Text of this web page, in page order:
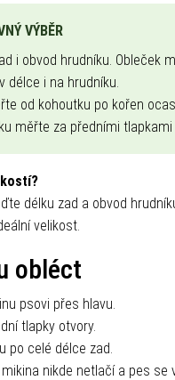
VÝBĚR
i obvod hrudníku. Obleček
délce i na hrudníku.
od kohoutku po kořen
měřte za předními tlapkami
délku zad a obvod
velikost.
obléct
psovi přes hlavu.
tlapky otvory.
po celé délce zad.
nikde netlačí a pes se